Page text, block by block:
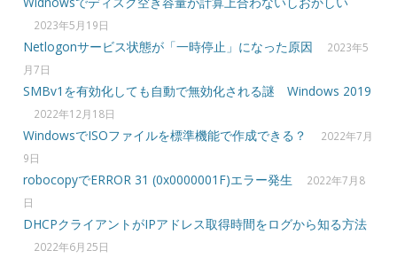
2023年5月19日
Netlogonサービス状態が「一時停止」になった原因
2023年5
月7日
SMBv1を有効化しても自動で無効化される謎 Windows 2019
2022年12月18日
WindowsでISOファイルを標準機能で作成できる？
2022年7月
9日
robocopyでERROR 31 (0x0000001F)エラー発生
2022年7月8
日
DHCPクライアントがIPアドレス取得時間をログから知る方法
2022年6月25日